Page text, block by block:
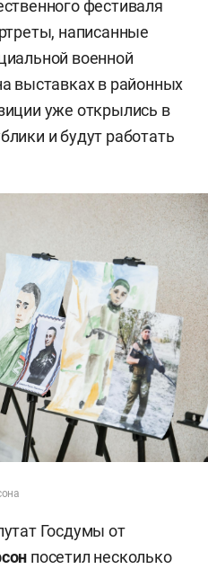
фестиваля
написанные
военной
выставках в районных
уже открылись в
и будут работать
Госдумы от
посетил несколько